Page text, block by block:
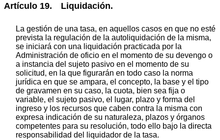
Artículo 19. Liquidación.
La gestión de una tasa, en aquellos casos en que no esté
prevista la regulación de la autoliquidación de la misma,
se iniciará con una liquidación practicada por la
Administración de oficio en el momento de su devengo o
a instancia del sujeto pasivo en el momento de su
solicitud, en la que figurarán en todo caso la norma
jurídica en que se ampara, el concepto, la base y el tipo
de gravamen en su caso, la cuota, bien sea fija o
variable, el sujeto pasivo, el lugar, plazo y forma del
ingreso y los recursos que caben contra la misma con
expresa indicación de su naturaleza, plazos y órganos
competentes para su resolución, todo ello bajo la directa
responsabilidad del liquidador de la tasa.